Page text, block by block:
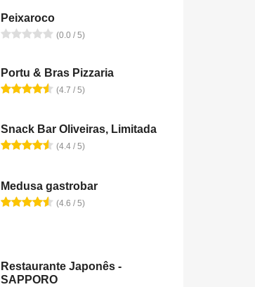
Peixaroco
(0.0 / 5)
Portu & Bras Pizzaria
(4.7 / 5)
Snack Bar Oliveiras, Limitada
(4.4 / 5)
Medusa gastrobar
(4.6 / 5)
Restaurante Japonês -
SAPPORO